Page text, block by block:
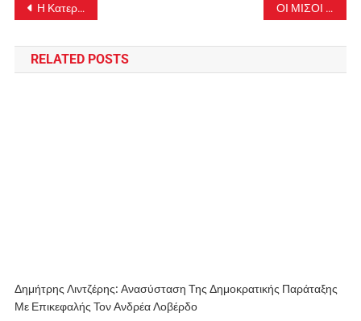
άρθρων
H Κατερίνα Καινούργιου εκθέτει τον Αλέξη Κουγιά όπως δεν τόλμησε κανένας δημοσιογράφος έως τώρα-video ΟΙ ΜΙΣΟΙ ΔΙΟΡΙΣΜΕΝΟΙ ΑΠ ΤΗΝ ΙΔΙΑ ΣΕ ΔΣ….56 προσωπικότητες του Πολιτισμού υπέρ της Μενδώνη: Αδιαμφισβήτητο το προσωπικό της ήθος
RELATED POSTS
Δημήτρης Λιντζέρης: Ανασύσταση Της Δημοκρατικής Παράταξης
Με Επικεφαλής Τον Ανδρέα Λοβέρδο